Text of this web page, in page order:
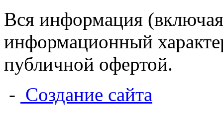
Вся информация
информационный
публичной офертой.
- Создание сайта